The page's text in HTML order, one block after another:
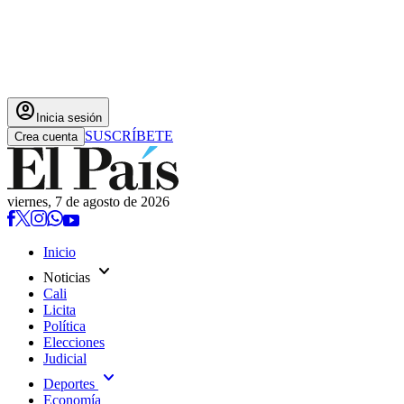
account_circle Inicia sesión
Crea cuenta SUSCRÍBETE
viernes, 7 de agosto de 2026
Inicio
Noticias expand_more
Cali
Licita
Política
Elecciones
Judicial
Deportes expand_more
Economía